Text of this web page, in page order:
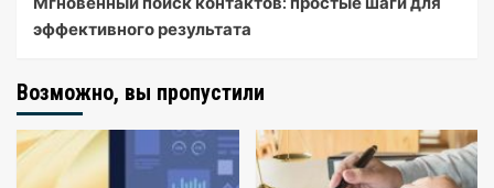
эффективного результата
Возможно, вы пропустили